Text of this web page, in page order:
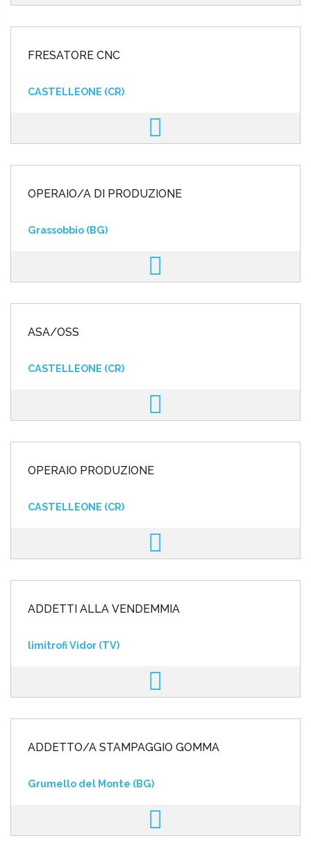
FRESATORE CNC
CASTELLEONE (CR)
OPERAIO/A DI PRODUZIONE
Grassobbio (BG)
ASA/OSS
CASTELLEONE (CR)
OPERAIO PRODUZIONE
CASTELLEONE (CR)
ADDETTI ALLA VENDEMMIA
limitrofi Vidor (TV)
ADDETTO/A STAMPAGGIO GOMMA
Grumello del Monte (BG)